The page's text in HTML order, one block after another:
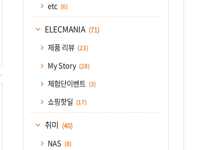
etc (6)
ELECMANIA (71)
제품 리뷰 (23)
My Story (28)
체험단이벤트 (3)
쇼핑핫딜 (17)
취미 (40)
NAS (8)